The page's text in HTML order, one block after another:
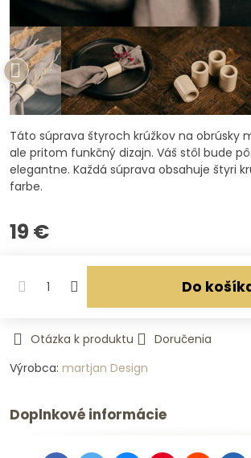
Táto súprava štyroch krúžkov na obrúsky
ale pritom funkčný dizajn. Váš stôl bude
elegantne. Každá súprava obsahuje štyri
farbe.
19 €
Do
Otázka k produktu
Doručenia
Výrobca: martjan Design
Doplnkové informácie